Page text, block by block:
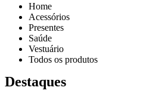
Home
Acessórios
Presentes
Saúde
Vestuário
Todos os produtos
Destaques